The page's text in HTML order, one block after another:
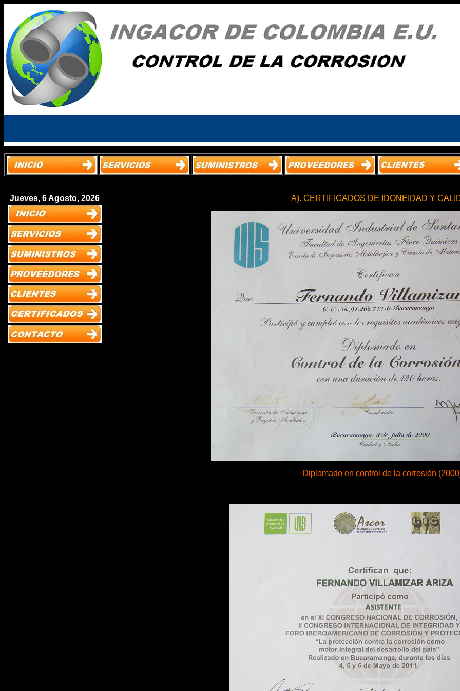
Jueves, 6 Agosto, 2026 A). CERTIFICADOS DE IDONEIDAD Y
Diplomado en control de la corrosión